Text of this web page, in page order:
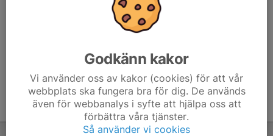
Godkänn kakor
Vi använder oss av kakor (cookies) för att vår
webbplats ska fungera bra för dig. De används
även för webbanalys i syfte att hjälpa oss att
förbättra våra tjänster.
Så använder vi cookies